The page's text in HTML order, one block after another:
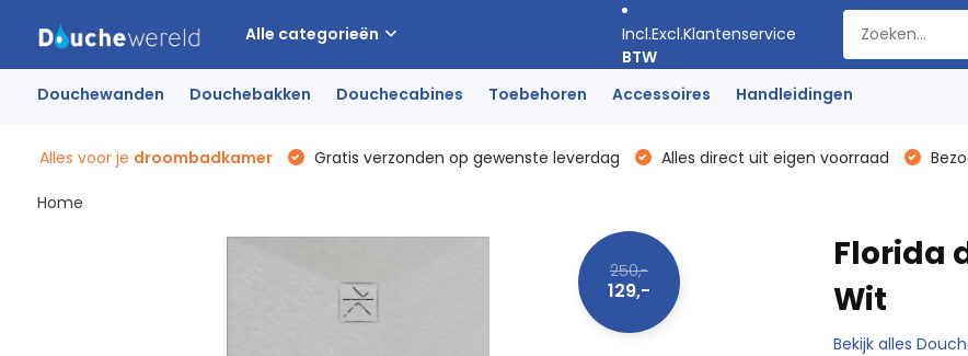
Alle categorieën Incl.Excl.
BTW
Klantenservice
Douchewanden Douchebakken Douchecabines Toebehoren Accessoires Handleidingen
Alles voor je droombadkamer Gratis verzonden op gewenste leverdag Alles direct uit eigen voorraad
Home
250,-
129,-
Florida
Wit
Bekijk alles